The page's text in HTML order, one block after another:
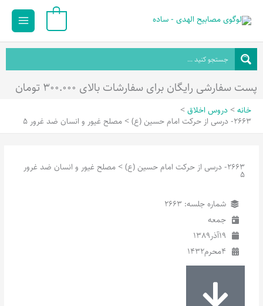
محتوا
Main
پست سفارشی رایگان برای سفارشات بالای ۳۰۰.۰۰۰ تومان
خانه
دروس اخلاق
2663- درسی از حرکت امام حسین (ع) > مصلح غیور و انسان ضد غرور 5
2663- درسی از حرکت امام حسین (ع) > مصلح غیور و انسان ضد غرور
5
شماره جلسه: 2663
جمعه
19آذر1389
4محرم1432